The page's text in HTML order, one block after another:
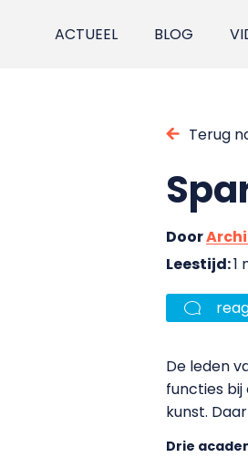
ACTUEEL BLOG
Terug
Door
Leestijd:1
De leden
functies
kunst.
Drie